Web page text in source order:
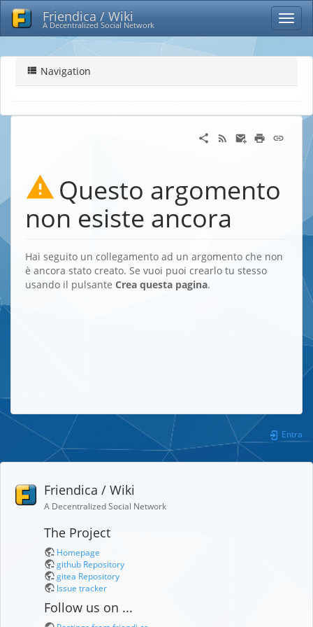
Friendica / Wiki
A Decentralized Social Network
Navigation
Questo argomento
non esiste ancora
Hai seguito un collegamento ad un argomento che non
è ancora stato creato. Se vuoi puoi crearlo tu stesso
usando il pulsante Crea questa pagina.
Entra
Friendica / Wiki
A Decentralized Social Network
The Project
Homepage
github Repository
gitea Repository
Issue tracker
Follow us on ...